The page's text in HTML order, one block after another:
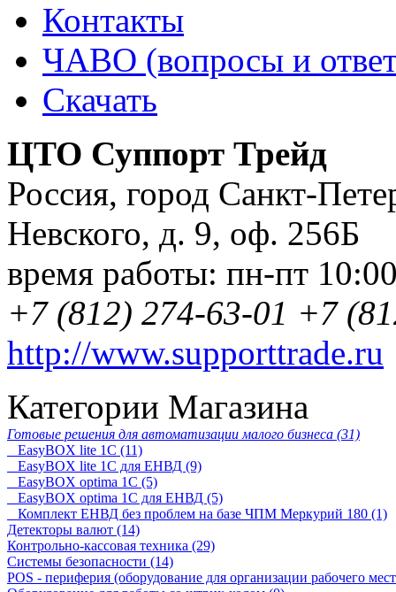
Контакты
ЧАВО (вопросы и
Скачать
ЦТО Суппорт Трейд
Россия, город Санкт-
Невского, д. 9, оф. 256Б
время работы: пн-пт
+7 (812) 274-63-01 +7
http://www.supporttrade.ru
Категории Магазина
Готовые решения для автоматизации малого бизнеса (31)
EasyBOX lite 1C (11)
EasyBOX lite 1C для ЕНВД (9)
EasyBOX optima 1C (5)
EasyBOX optima 1C для ЕНВД (5)
Комплект ЕНВД без проблем на базе ЧПМ Меркурий 180 (1)
Детекторы валют (14)
Контрольно-кассовая техника (29)
Системы безопасности (14)
POS - периферия (оборудование для организации рабочего